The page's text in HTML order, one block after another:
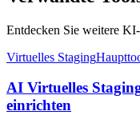
Entdecken Sie weitere
Virtuelles Staging
AI Virtuelles
einrichten